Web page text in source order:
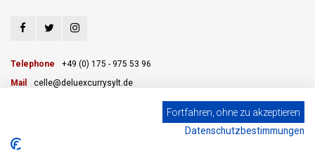
Telephone
+49 (0) 175 - 975 53 96
Mail
celle@deluexcurrysylt.de
CUSTOMER SERVICE
Fortfahren, ohne zu akzeptieren
Datenschutzbestimmungen